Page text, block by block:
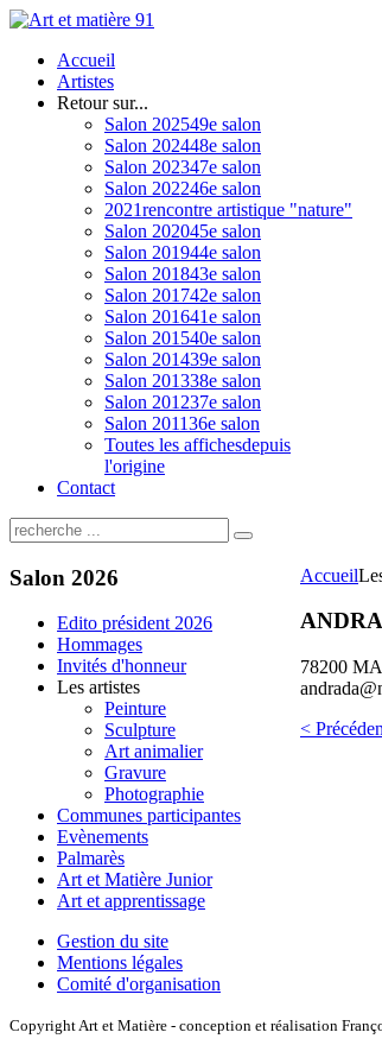
Accueil
Artistes
Retour sur...
Salon 202549e salon
Salon 202448e salon
Salon 202347e salon
Salon 202246e salon
2021rencontre artistique "nature"
Salon 202045e salon
Salon 201944e salon
Salon 201843e salon
Salon 201742e salon
Salon 201641e salon
Salon 201540e salon
Salon 201439e salon
Salon 201338e salon
Salon 201237e salon
Salon 201136e salon
Toutes les affichesdepuis
l'origine
Contact
Accueil
78200
<
Salon 2026
Edito président 2026
Hommages
Invités d'honneur
Les artistes
Peinture
Sculpture
Art animalier
Gravure
Photographie
Communes participantes
Evènements
Palmarès
Art et Matière Junior
Art et apprentissage
Gestion du site
Mentions légales
Comité d'organisation
Copyright Art et Matière - conception et réalisation